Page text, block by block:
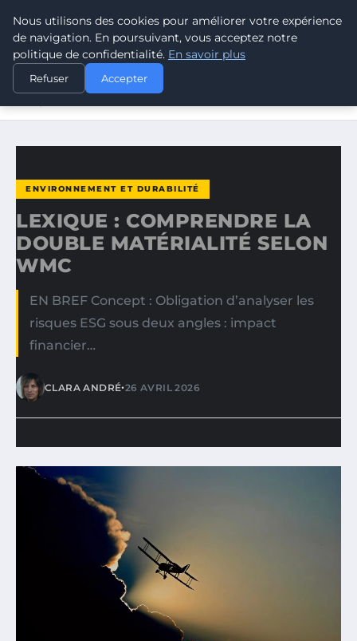
CLIMATE RESPONSE BLOG
ACCUEIL
ENVIRONNEMENT ET DURABILITÉ
LEXIQUE : COMPRENDRE LA DOUBLE MATÉRIALITÉ SELON
ENVIRONNEMENT ET DURABILITÉ
LEXIQUE : COMPRENDRE LA
DOUBLE MATÉRIALITÉ SELON
WMC
EN BREF Concept : Obligation d’analyser les
risques ESG sous deux angles : impact
financier…
CLARA ANDRÉ•26 AVRIL 2026
Nous utilisons des cookies pour améliorer votre expérience
de navigation. En poursuivant, vous acceptez notre
politique de confidentialité. En savoir plus
Refuser Accepter